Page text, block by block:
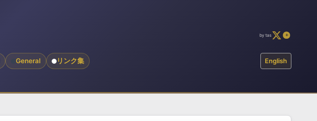
by tas
General リンク集 English